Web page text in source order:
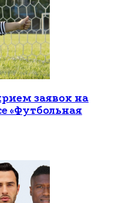
заявок на
«Футбольная